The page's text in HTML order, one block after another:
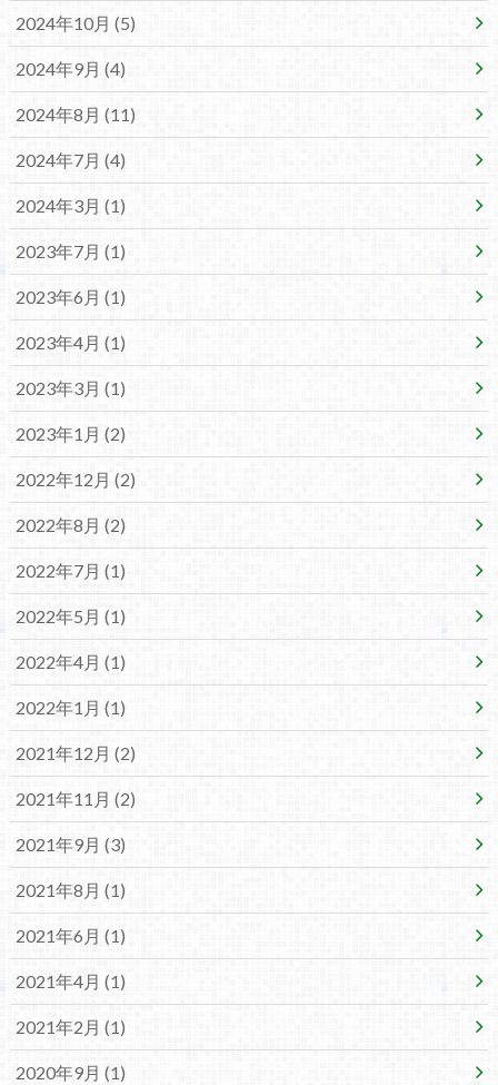
2024年10月 (5)
2024年9月 (4)
2024年8月 (11)
2024年7月 (4)
2024年3月 (1)
2023年7月 (1)
2023年6月 (1)
2023年4月 (1)
2023年3月 (1)
2023年1月 (2)
2022年12月 (2)
2022年8月 (2)
2022年7月 (1)
2022年5月 (1)
2022年4月 (1)
2022年1月 (1)
2021年12月 (2)
2021年11月 (2)
2021年9月 (3)
2021年8月 (1)
2021年6月 (1)
2021年4月 (1)
2021年2月 (1)
2020年9月 (1)